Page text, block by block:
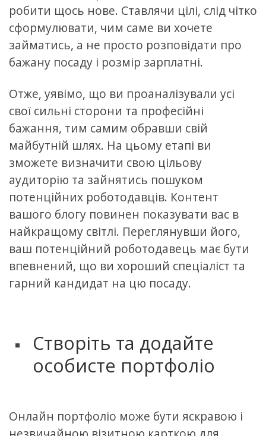
робити щось нове. Ставлячи цілі, слід чітко
сформулювати, чим саме ви хочете
займатись, а не просто розповідати про
бажану посаду і розмір зарплатні.
Отже, уявімо, що ви проаналізували усі
свої сильні сторони та професійні
бажання, тим самим обравши свій
майбутній шлях. На цьому етапі ви
зможете визначити свою цільову
аудиторію та зайнятись пошуком
потенційних роботодавців. Контент
вашого блогу повинен показувати вас в
найкращому світлі. Переглянувши його,
ваш потенційний роботодавець має бути
впевнений, що ви хороший спеціаліст та
гарний кандидат на цю посаду.
Створіть та додайте
особисте портфоліо
Онлайн портфоліо може бути яскравою і